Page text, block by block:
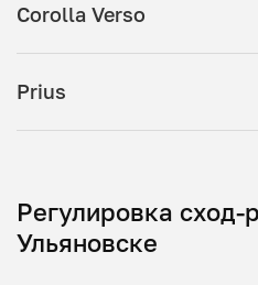
Corolla Verso
Prius
Регулировка сход-
Ульяновске